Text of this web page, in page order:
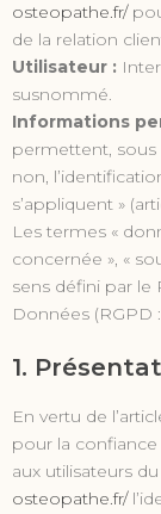
osteopathe.fr/
de la relation
Utilisateur :
susnommé.
Informations
permettent,
non,
s’appliquent »
Les termes «
concernée », «
sens défini par le
Données (RGPD
1.
En vertu de
pour la
aux utilisateurs
osteopathe.fr/